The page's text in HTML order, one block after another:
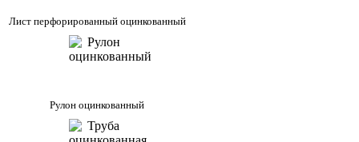
Лист перфорированный оцинкованный
Рулон оцинкованный